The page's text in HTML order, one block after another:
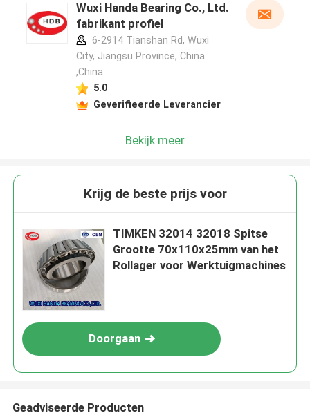
Wuxi Handa Bearing Co., Ltd.
fabrikant profiel
6-2914 Tianshan Rd, Wuxi
City, Jiangsu Province, China
,China
5.0
Geverifieerde Leverancier
Bekijk meer
Krijg de beste prijs voor
TIMKEN 32014 32018 Spitse
Grootte 70x110x25mm van het
Rollager voor Werktuigmachines
Doorgaan
Geadviseerde Producten